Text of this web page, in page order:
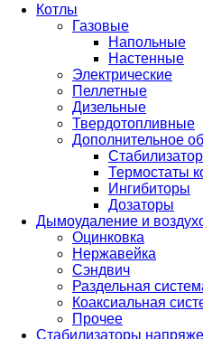
Котлы
Газовые
Напольные
Настенные
Электрические
Пеллетные
Дизельные
Твердотопливные
Дополнительное
Термостаты
Ингибиторы
Дозаторы
Дымоудаление и
Оцинковка
Нержавейка
Сэндвич
Раздельная
Коаксиальная
Прочее
Стабилизаторы